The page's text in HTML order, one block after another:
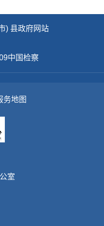
) 县政府网站
中国检察
务地图
室